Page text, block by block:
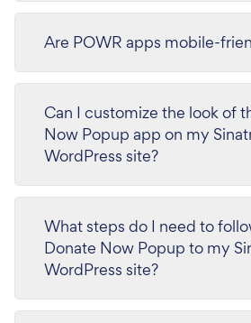
Are POWR apps mobile-
Can I customize the look of
Now Popup app on my
WordPress site?
What steps do I need to
Donate Now Popup to my
WordPress site?